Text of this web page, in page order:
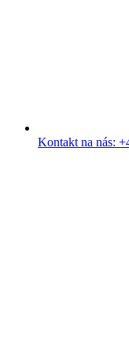
Kontakt na nás: